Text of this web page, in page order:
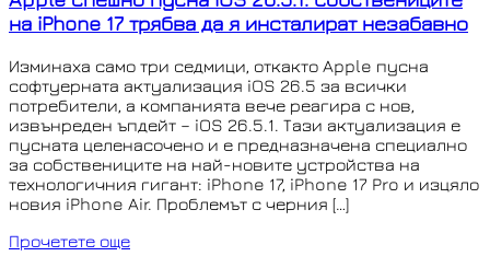
на iPhone 17 трябва да я инсталират незабавно
Изминаха само три седмици, откакто Apple пусна
софтуерната актуализация iOS 26.5 за всички
потребители, а компанията вече реагира с нов,
извънреден ъпдейт – iOS 26.5.1. Тази актуализация е
пусната целенасочено и е предназначена специално
за собствениците на най-новите устройства на
технологичния гигант: iPhone 17, iPhone 17 Pro и изцяло
новия iPhone Air. Проблемът с черния […]
Прочетете още